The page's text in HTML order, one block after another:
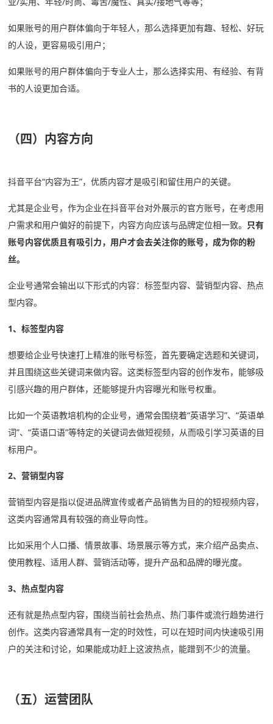
如果账号的用户群体偏向于年轻人，那么选择更加有趣、轻松、好玩
的人设，更容易吸引用户；
如果账号的用户群体偏向于专业人士，那么选择实用、有经验、有背
书的人设更加合适。
（四）内容方向
抖音平台“内容为王”，优质内容才是吸引和留住用户的关键。
尤其是企业号，作为企业在抖音平台对外展示的官方账号，在考虑用
户需求和用户偏好的前提下，内容方向应该与品牌定位相一致。 只有
账号内容优质且有吸引力，用户才会去关注你的账号，成为你的粉
丝。
企业号通常会输出以下形式的内容：标签型内容、营销型内容、热点
型内容。
1、标签型内容
想要给企业号快速打上精准的账号标签，首先要确定选题和关键词，
并且围绕这些关键词来做内容。这类标签型内容的创作发布，能够吸
引感兴趣的用户群体，还能够提升内容曝光和账号权重。
比如一个英语教培机构的企业号，通常会围绕着“英语学习”、“英语单
词”、“英语口语”等特定的关键词去做短视频，从而吸引学习英语的目
标用户。
2、营销型内容
营销型内容是指以促进品牌宣传或者产品销售为目的的短视频内容，
这类内容通常具有较强的商业导向性。
比如采用个人口播、情景故事、场景展示等方式，来介绍产品卖点、
使用教程、适用人群、营销活动等，提升产品和品牌的曝光度。
3、热点型内容
还有就是热点型内容，围绕当前社会热点、热门事件或流行趋势进行
创作。这类内容通常具有一定的时效性，可以在短时间内快速吸引用
户的关注和讨论，如果能成功赶上这波热点，能蹭到不少的流量。
（五）运营团队